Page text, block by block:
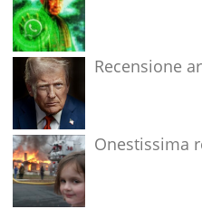
Recensione
Onestissima